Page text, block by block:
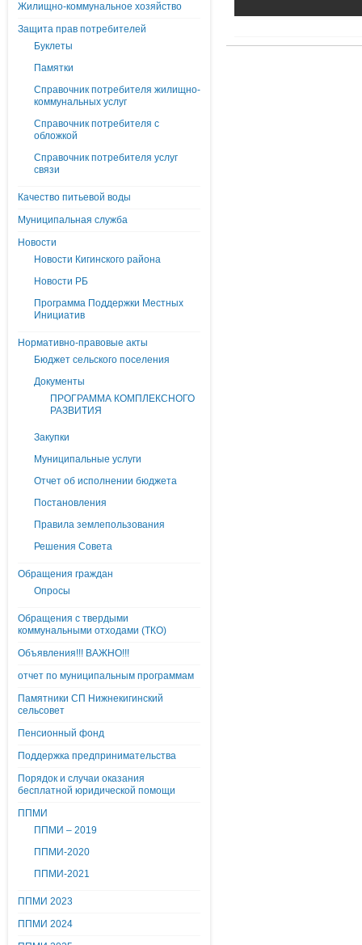
Жилищно-коммунальное хозяйство
Защита прав потребителей
Буклеты
Памятки
Справочник потребителя жилищно-
коммунальных услуг
Справочник потребителя с
обложкой
Справочник потребителя услуг
связи
Качество питьевой воды
Муниципальная служба
Новости
Новости Кигинского района
Новости РБ
Программа Поддержки Местных
Инициатив
Нормативно-правовые акты
Бюджет сельского поселения
Документы
ПРОГРАММА КОМПЛЕКСНОГО
РАЗВИТИЯ
Закупки
Муниципальные услуги
Отчет об исполнении бюджета
Постановления
Правила землепользования
Решения Совета
Обращения граждан
Опросы
Обращения с твердыми
коммунальными отходами (ТКО)
Объявления!!! ВАЖНО!!!
отчет по муниципальным программам
Памятники СП Нижнекигинский
сельсовет
Пенсионный фонд
Поддержка предпринимательства
Порядок и случаи оказания
бесплатной юридической помощи
ППМИ
ППМИ – 2019
ППМИ-2020
ППМИ-2021
ППМИ 2023
ППМИ 2024